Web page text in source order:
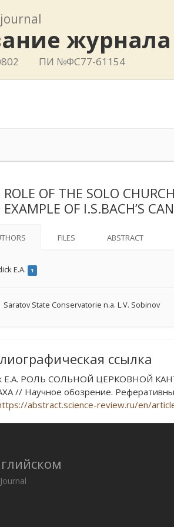
ПИ №ФС77-61154
ROLE OF THE SOLO
OF I.S.BACH’S
FILES ABSTRACT
E.A. 1
Saratov State Conservatorie n.a. L.V. Sobinov
ссылка
Е.А. РОЛЬ СОЛЬНОЙ ЦЕРКОВНОЙ
// Научное обозрение.
abstract.science-review.ru/en/